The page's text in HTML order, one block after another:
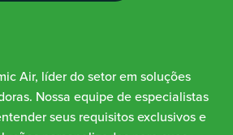
Air, líder do setor em soluções
Nossa equipe de especialistas
seus requisitos exclusivos e